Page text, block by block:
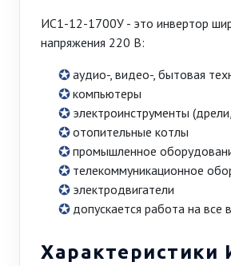
ИС1-12-1700У - это инвертор
напряжения 220 В:
аудио-, видео-, бытовая
компьютеры
электроинструменты
отопительные котлы
промышленное
телекоммуникационное
электродвигатели
допускается работа на все
Характеристики